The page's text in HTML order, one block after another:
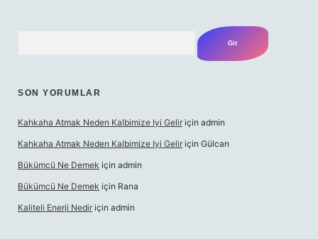
SON YORUMLAR
Kahkaha Atmak Neden Kalbimize Iyi Gelir için admin
Kahkaha Atmak Neden Kalbimize Iyi Gelir için Gülcan
Bükümcü Ne Demek için admin
Bükümcü Ne Demek için Rana
Kaliteli Enerji Nedir için admin